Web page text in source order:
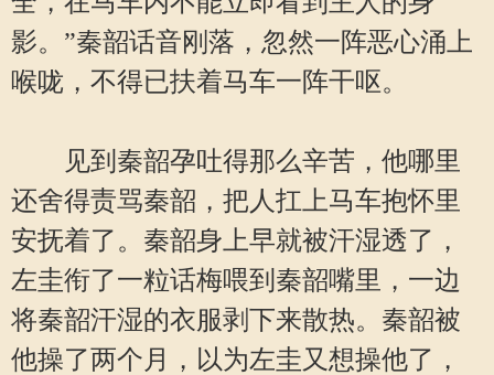
影。”秦韶话音刚落，忽然一阵恶心涌上
喉咙，不得已扶着马车一阵干呕。
见到秦韶孕吐得那么辛苦，他哪里
还舍得责骂秦韶，把人扛上马车抱怀里
安抚着了。秦韶身上早就被汗湿透了，
左圭衔了一粒话梅喂到秦韶嘴里，一边
将秦韶汗湿的衣服剥下来散热。秦韶被
他操了两个月，以为左圭又想操他了，